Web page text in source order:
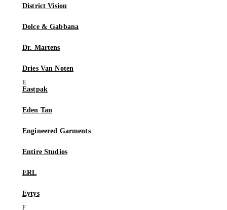
District Vision
Dolce & Gabbana
Dr. Martens
Dries Van Noten
Eastpak
Eden Tan
Engineered Garments
Entire Studios
ERL
Eytys